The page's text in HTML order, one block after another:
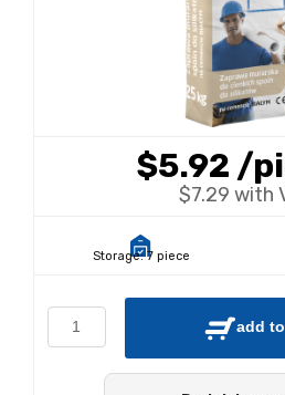
$5.92 /
$7.29 with
Storage: 7 piece
add